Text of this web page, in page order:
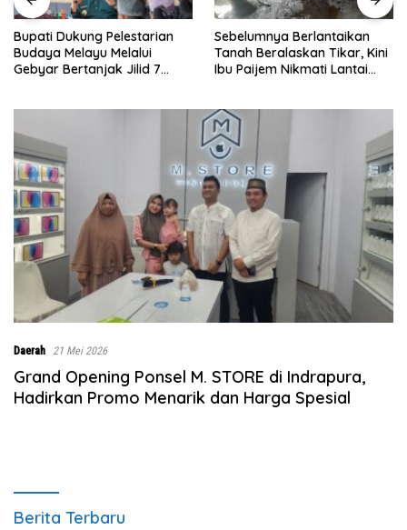
Bupati Dukung Pelestarian
Budaya Melayu Melalui
Gebyar Bertanjak Jilid 7
Sebelumnya Berlantaikan
Tanah Beralaskan Tikar, Kini
Ibu Paijem Nikmati Lantai
0208/Asahan
Daerah 21 Mei 2026
Grand Opening Ponsel M. STORE di Indrapura,
Hadirkan Promo Menarik dan Harga Spesial
Berita Terbaru